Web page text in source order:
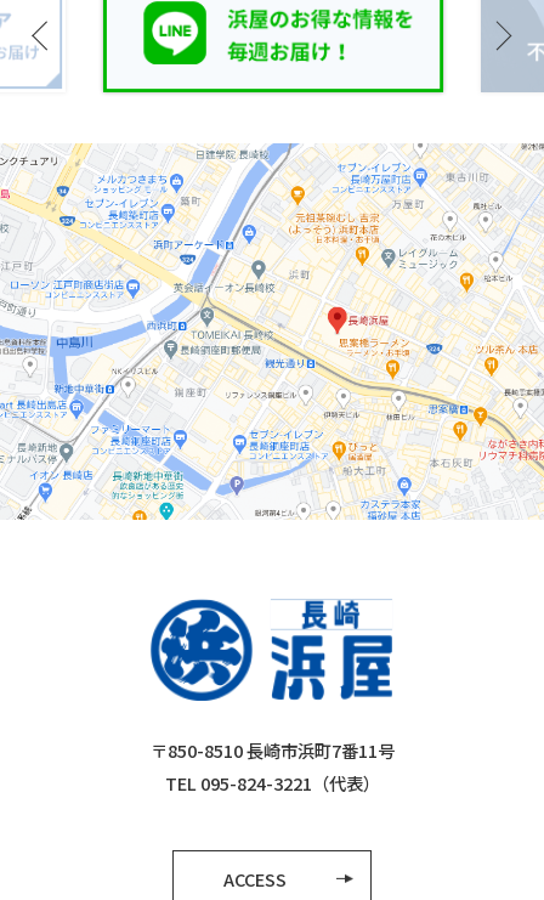
〒850-8510 長崎市浜町7番11号
TEL 095-824-3221（代表）
ACCESS